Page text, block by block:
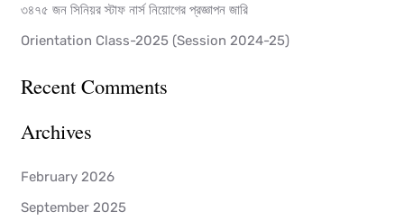
o
r
৩৪৭৫ জন সিনিয়র স্টাফ নার্স নিয়োগের প্রজ্ঞাপন জারি
Orientation Class-2025 (Session 2024-25)
Recent Comments
Archives
February 2026
September 2025